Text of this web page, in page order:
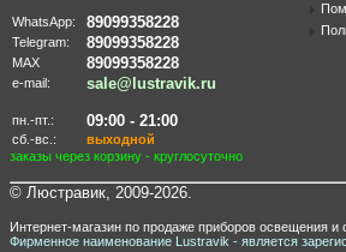
WhatsApp: 89099358228
Telegram: 89099358228
MAX 89099358228
e-mail: sale@lustravik.ru
пн.-пт.: 09:00 - 21:00
сб.-вс.:
выходной
заказы через корзину - круглосуточно
© Люстравик, 2009-2026.
Интернет-магазин по продаже приборов освещения и
Фирменное наименование Lustravik - является